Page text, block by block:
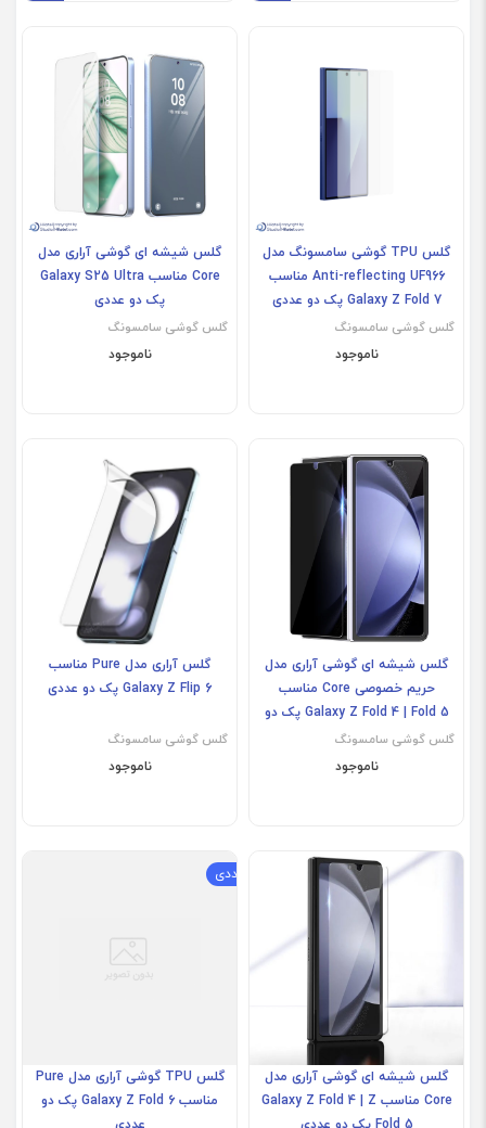
گلس TPU گوشی سامسونگ مدل
Anti-reflecting UF966 مناسب
Galaxy Z Fold 7 پک دو عددی
گلس گوشی سامسونگ
ناموجود
گلس شیشه ای گوشی آراری مدل
Core مناسب Galaxy S25 Ultra
پک دو عددی
گلس گوشی سامسونگ
ناموجود
گلس شیشه ای گوشی آراری مدل
حریم خصوصی Core مناسب
Galaxy Z Fold 4 | Fold 5 پک دو
عددی
گلس گوشی سامسونگ
ناموجود
گلس آراری مدل Pure مناسب
Galaxy Z Flip 6 پک دو عددی
گلس گوشی سامسونگ
ناموجود
گلس شیشه ای گوشی آراری مدل
Core مناسب Galaxy Z Fold 4 | Z
Galaxy Z Fold 6 پک دو عددی
گلس TPU گوشی آراری مدل Pure
مناسب Galaxy Z Fold 6 پک دو